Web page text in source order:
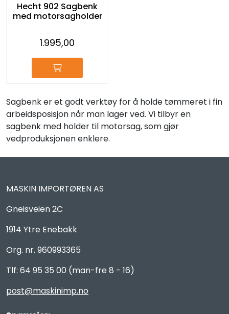
Hecht 902 Sagbenk
med motorsagholder
1.995,00
Sagbenk er et godt verktøy for å holde tømmeret i fin
arbeidsposisjon når man lager ved. Vi tilbyr en
sagbenk med holder til motorsag, som gjør
vedproduksjonen enklere.
MASKIN IMPORTØREN AS
Gneisveien 2C
1914 Ytre Enebakk
Org. nr. 960993365
Tlf: 64 95 35 00 (man-fre 8 - 16)
post@maskinimp.no